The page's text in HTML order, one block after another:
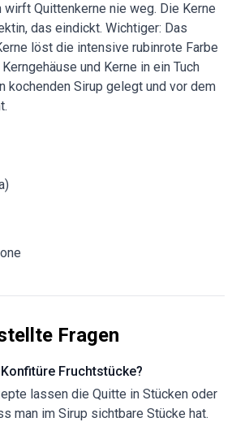
wirft Quittenkerne nie weg. Die Kerne
das eindickt. Wichtiger: Das
löst die intensive rubinrote Farbe
und Kerne in ein Tuch
kochenden Sirup gelegt und vor dem
Fragen
Fruchtstücke?
lassen die Quitte in Stücken oder
man im Sirup sichtbare Stücke hat.